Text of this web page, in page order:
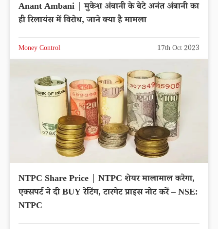
Anant Ambani | मुकेश अंबानी के बेटे अनंत अंबानी का
ही रिलायंस में विरोध, जाने क्या है मामला
Money Control 17th Oct 2023
NTPC Share Price | NTPC शेयर मालामाल करेगा,
एक्सपर्ट ने दी BUY रेटिंग, टारगेट प्राइस नोट करें – NSE:
NTPC